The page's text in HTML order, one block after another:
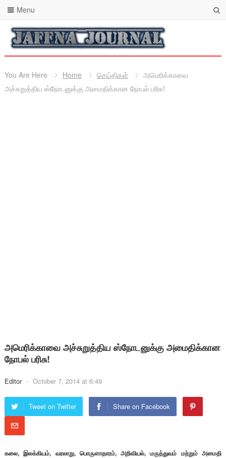
Menu
You Are Here Home செய்திகள்
அமெரிக்காவை
அச்சுறுத்திய ஸ்நோடனுக்கு அமைதிக்கான நோபல் பரிசு!
அமெரிக்காவை அச்சுறுத்திய ஸ்நோடனுக்கு அமைதிக்கான
நோபல் பரிசு!
Editor - October 7, 2014 at 6:49
Tweet on Twitter Share on Facebook
கலை, இலக்கியம், வரலாறு, பொருளாதாரம், அறிவியல், மருத்துவம் மற்றும் அமைதி